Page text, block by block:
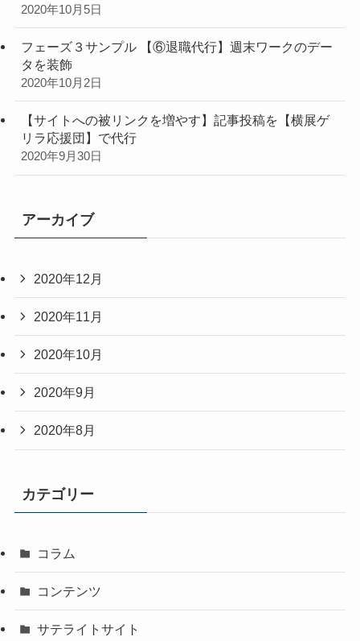
2020年10月5日
フェーズ３サンプル 【⑥退職代行】週末ワークのデー
タを装飾
2020年10月2日
【サイトへの被リンクを増やす】記事投稿を【横展ゲ
リラ応援団】で代行
2020年9月30日
アーカイブ
2020年12月
2020年11月
2020年10月
2020年9月
2020年8月
カテゴリー
コラム
コンテンツ
サテライトサイト